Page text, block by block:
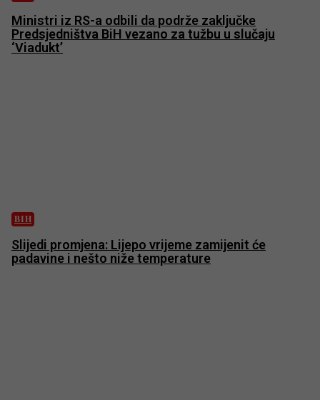
Ministri iz RS-a odbili da podrže zaključke
Predsjedništva BiH vezano za tužbu u slučaju
‘Viadukt’
BIH
Slijedi promjena: Lijepo vrijeme zamijenit će
padavine i nešto niže temperature